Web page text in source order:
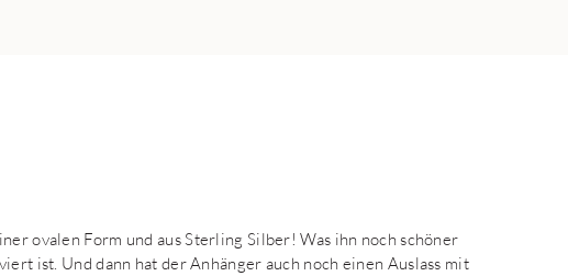
ovalen Form und aus Sterling Silber! Was ihn noch schöner
ist. Und dann hat der Anhänger auch noch einen Auslass mit